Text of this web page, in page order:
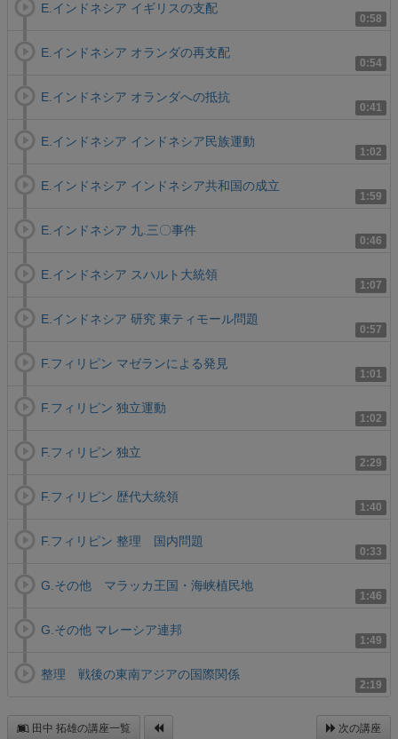
0:58
E.インドネシア イギリスの支配
0:54
E.インドネシア オランダの再支配
0:41
E.インドネシア オランダへの抵抗
1:02
E.インドネシア インドネシア民族運動
1:59
E.インドネシア インドネシア共和国の成立
0:46
E.インドネシア 九.三〇事件
1:07
E.インドネシア スハルト大統領
0:57
E.インドネシア 研究 東ティモール問題
1:01
F.フィリピン マゼランによる発見
1:02
F.フィリピン 独立運動
2:29
F.フィリピン 独立
1:40
F.フィリピン 歴代大統領
0:33
F.フィリピン 整理 国内問題
1:46
G.その他 マラッカ王国・海峡植民地
1:49
G.その他 マレーシア連邦
2:19
整理 戦後の東南アジアの国際関係
田中 拓雄の講座一覧 次の講座